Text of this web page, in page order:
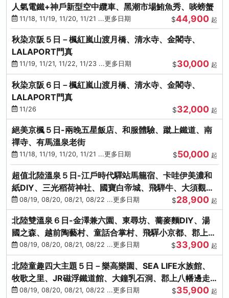
人氣電鐵+神戶新型空中纜車、黑潮市場鮪魚秀、啖螃蟹
11/18, 11/19, 11/20, 11/21 ...更多日期 $44,900 起
秋染京阪５日－楓紅嵐山渡月橋、清水寺、金閣寺、
LALAPORT門真
11/19, 11/21, 11/22, 11/23 ...更多日期 $30,000 起
秋染京阪６日－楓紅嵐山渡月橋、清水寺、金閣寺、
LALAPORT門真
11/26 $32,000 起
絕美京楓５日-兩晚五星飯店、和服體驗、蹴上鐵道、南
禪寺、有馬溫泉老街
11/18, 11/19, 11/20, 11/21 ...更多日期 $50,000 起
超值北陸溫泉５日-江戶時代驛站馬籠宿、卡哇伊美濃和
紙DIY、三光稻荷神社、國寶白帝城、飛騨牛、大須觀音
街、下呂溫泉
08/19, 08/20, 08/21, 08/22 ...更多日期 $28,900 起
北陸雙溫泉６日-金澤兼六園、東尋坊、蕎麥麵DIY、湯
國之森、越前陶藝村、童話合掌村、飛驒小京都、郡上八
幡08/19, 08/20, 08/21, 08/22 ...更多日期 $33,900 起
北陸童趣四大主題５日－樂高樂園、SEA LIFE水族館、
牧歌之里、JR磁浮鐵道館、大鐘乳石洞、郡上八幡邊走
邊吃08/19, 08/20, 08/21, 08/22 ...更多日期 $35,900 起